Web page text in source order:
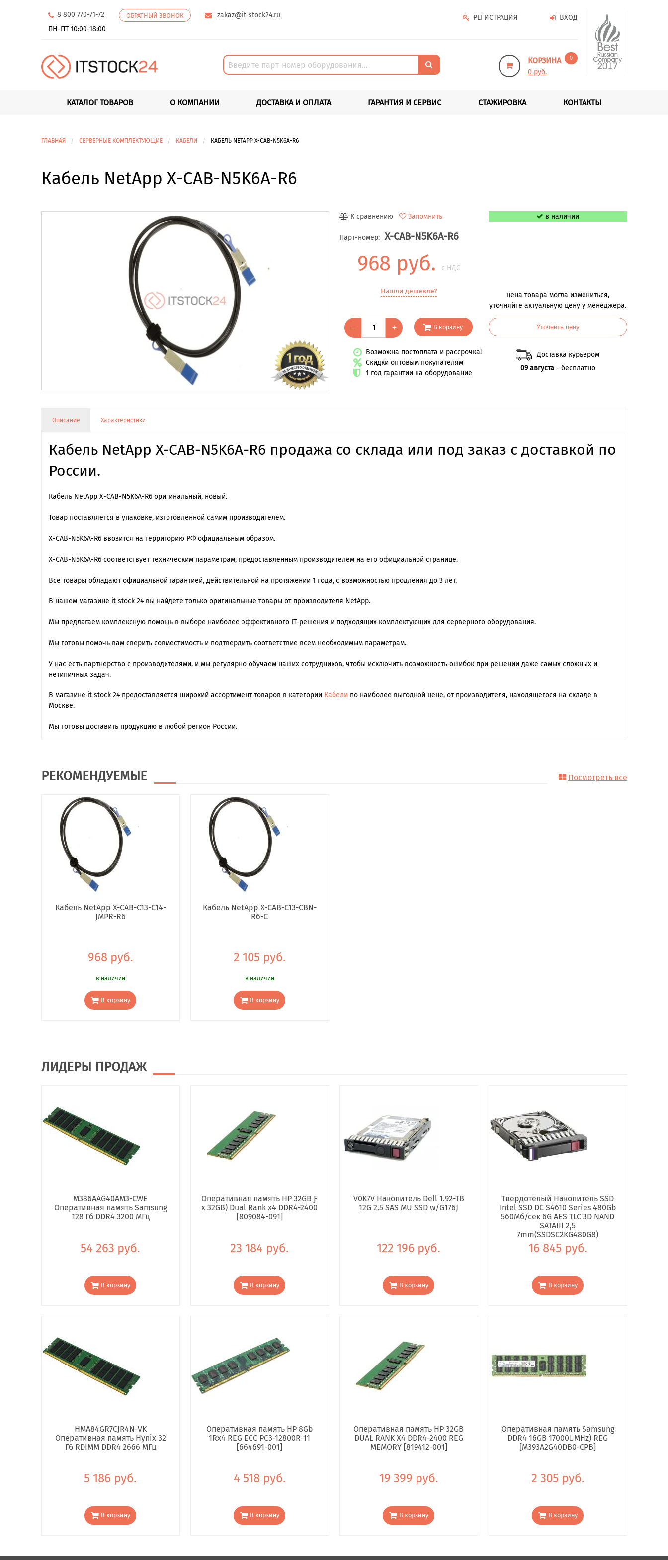
8 800 770-71-72 ОБРАТНЫЙ ЗВОНОК
zakaz@it-stock24.ru
ПН-ПТ 10:00-18:00
ВХОД
РЕГИСТРАЦИЯ
КОРЗИНА 0
0 руб.
КАТАЛОГ ТОВАРОВ О КОМПАНИИ ДОСТАВКА И ОПЛАТА ГАРАНТИЯ И СЕРВИС СТАЖИРОВКА КОНТАКТЫ
ГЛАВНАЯ СЕРВЕРНЫЕ КОМПЛЕКТУЮЩИЕ КАБЕЛИ КАБЕЛЬ NETAPP X-CAB-N5K6A-R6
Кабель NetApp X-CAB-N5K6A-R6
К сравнению Запомнить
Парт-номер: X-CAB-N5K6A-R6
968 руб. с НДС
Нашли дешевле?
– + В корзину
Возможна постоплата и рассрочка!
Скидки оптовым покупателям
1 год гарантии на оборудование
в наличии
цена товара могла измениться,
уточняйте актуальную цену у менеджера.
Уточнить цену
Доставка курьером
09 августа- бесплатно
Описание Характеристики
Кабель NetApp X-CAB-N5K6A-R6 продажа со склада или под заказ с доставкой по
России.
Кабель NetApp X-CAB-N5K6A-R6 оригинальный, новый.
Товар поставляется в упаковке, изготовленной самим производителем.
X-CAB-N5K6A-R6 ввозится на территорию РФ официальным образом.
X-CAB-N5K6A-R6 cоответствует техническим параметрам, предоставленным производителем на его официальной странице.
Все товары обладают официальной гарантией, действительной на протяжении 1 года, с возможностью продления до 3 лет.
В нашем магазине it stock 24 вы найдете только оригинальные товары от производителя NetApp.
Мы предлагаем комплексную помощь в выборе наиболее эффективного IT-решения и подходящих комплектующих для серверного оборудования.
Мы готовы помочь вам сверить совместимость и подтвердить соответствие всем необходимым параметрам.
У нас есть партнерство с производителями, и мы регулярно обучаем наших сотрудников, чтобы исключить возможность ошибок при решении даже самых сложных и
нетипичных задач.
В магазине it stock 24 предоставляется широкий ассортимент товаров в категории Кабели по наиболее выгодной цене, от производителя, находящегося на складе в
Москве.
Мы готовы доставить продукцию в любой регион России.
РЕКОМЕНДУЕМЫЕ Посмотреть все
Кабель NetApp X-CAB-C13-C14-
JMPR-R6
968 руб.
в наличии
В корзину
Кабель NetApp X-CAB-C13-CBN-
R6-C
2 105 руб.
в наличии
В корзину
ЛИДЕРЫ ПРОДАЖ
M386AAG40AM3-CWE
Оперативная память Samsung
128 Гб DDR4 3200 МГц
54 263 руб.
В корзину
Оперативная память HP 32GB Ƒ
x 32GB) Dual Rank x4 DDR4-2400
[809084-091]
23 184 руб.
В корзину
V0K7V Накопитель Dell 1.92-TB
12G 2.5 SAS MU SSD w/G176J
122 196 руб.
В корзину
Твердотелый Накопитель SSD
Intel SSD DC S4610 Series 480Gb
560Мб/сек 6G AES TLC 3D NAND
SATAIII 2,5
7mm(SSDSC2KG480G8)
16 845 руб.
В корзину
HMA84GR7CJR4N-VK
Оперативная память Hynix 32
Гб RDIMM DDR4 2666 МГц
5 186 руб.
В корзину
Оперативная память HP 8Gb
1Rx4 REG ECC PC3-12800R-11
[664691-001]
4 518 руб.
В корзину
Оперативная память HP 32GB
DUAL RANK X4 DDR4-2400 REG
MEMORY [819412-001]
19 399 руб.
В корзину
Оперативная память Samsung
DDR4 16GB 17000񢋕MHz) REG
[M393A2G40DB0-CPB]
2 305 руб.
В корзину